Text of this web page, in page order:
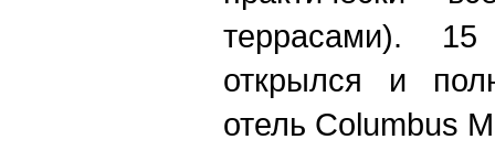
террасами).
открылся и
отель Columbus